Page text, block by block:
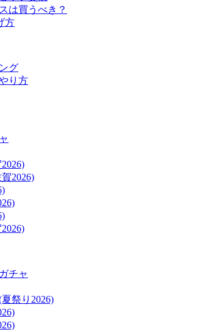
は買うべき？
方
グ
り方
2026)
チャ
祭り2026)